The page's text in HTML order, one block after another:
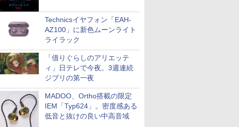
Technicsイヤフォン「EAH-
AZ100」に新色ムーンライト
ライラック
「借りぐらしのアリエッテ
ィ」日テレで今夜。3週連続
ジブリの第一夜
MADOO、Ortho搭載の限定
IEM「Typ624」。密度感ある
低音と抜けの良い中高音域